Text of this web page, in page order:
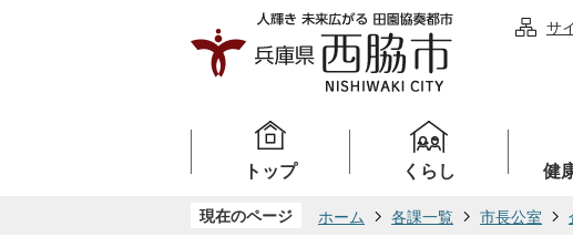
サ
トップ くらし 健
現在のページ ホーム 各課一覧 市長公室